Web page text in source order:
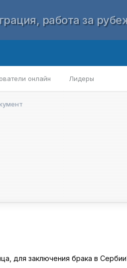
работа за
онлайн Лидеры
для заключения брака в